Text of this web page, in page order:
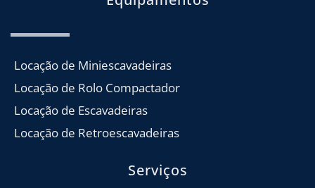
Locação de Miniescavadeiras
Locação de Rolo Compactador
Locação de Escavadeiras
Locação de Retroescavadeiras
Serviços